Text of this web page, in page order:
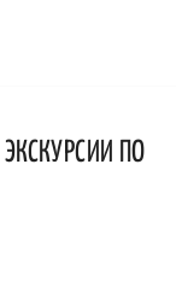
ЭКСКУРСИИ ПО